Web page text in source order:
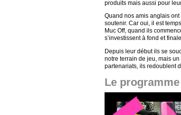
produits mais aussi pour
Quand nos amis anglais
soutenir. Car oui, il est
Muc Off, quand ils
s’investissent à fond et
Depuis leur début ils se
notre terrain de jeu, mais
partenariats, ils redoublent
Le programme